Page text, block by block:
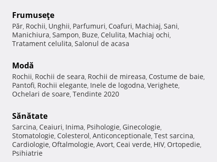
Frumuseţe
Păr, Rochii, Unghii, Parfumuri, Coafuri, Machiaj, Sani,
Manichiura, Sampon, Buze, Celulita, Machiaj ochi,
Tratament celulita, Salonul de acasa
Modă
Rochii, Rochii de seara, Rochii de mireasa, Costume de baie,
Pantofi, Rochii elegante, Inele de logodna, Verighete,
Ochelari de soare, Tendinte 2020
Sănătate
Sarcina, Ceaiuri, Inima, Psihologie, Ginecologie,
Stomatologie, Colesterol, Anticonceptionale, Test sarcina,
Cardiologie, Oftalmologie, Avort, Ceai verde, HIV, Ortopedie,
Psihiatrie